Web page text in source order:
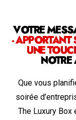
VOTRE
- APPORTANT
UNE
NOTRE
Que vous
soirée
The Luxury